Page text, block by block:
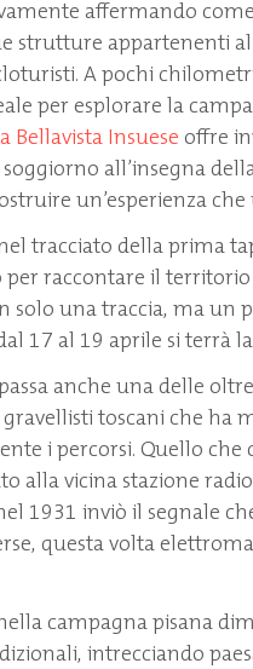
affermando
strutture appartenenti
A pochi
per esplorare la
Bellavista Insuese offre
all’insegna
un’esperienza
tracciato della prima
raccontare il
solo una traccia, ma un
17 al 19 aprile si terrà
anche una delle
toscani che ha
i percorsi. Quello che
alla vicina stazione
1931 inviò il segnale
questa volta
campagna pisana
intrecciando